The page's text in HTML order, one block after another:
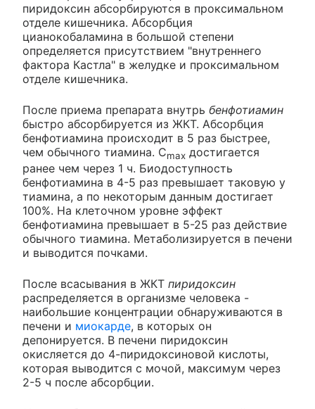
пиридоксин абсорбируются в проксимальном
отделе кишечника. Абсорбция
цианокобаламина в большой степени
определяется присутствием "внутреннего
фактора Кастла" в желудке и проксимальном
отделе кишечника.
После приема препарата внутрь бенфотиамин
быстро абсорбируется из ЖКТ. Абсорбция
бенфотиамина происходит в 5 раз быстрее,
чем обычного тиамина. Cmax достигается
ранее чем через 1 ч. Биодоступность
бенфотиамина в 4-5 раз превышает таковую у
тиамина, а по некоторым данным достигает
100%. На клеточном уровне эффект
бенфотиамина превышает в 5-25 раз действие
обычного тиамина. Метаболизируется в печени
и выводится почками.
После всасывания в ЖКТ пиридоксин
распределяется в организме человека -
наибольшие концентрации обнаруживаются в
печени и миокарде, в которых он
депонируется. В печени пиридоксин
окисляется до 4-пиридоксиновой кислоты,
которая выводится с мочой, максимум через
2-5 ч после абсорбции.